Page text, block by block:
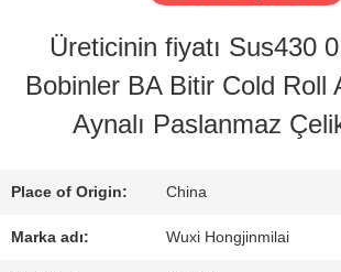
FABRIKA
TURU
Üreticinin fiyatı Sus430
Bobinler BA Bitir Cold Roll
Aynalı Paslanmaz
Place of Origin: China
Marka adı: Wuxi Hongjinmilai